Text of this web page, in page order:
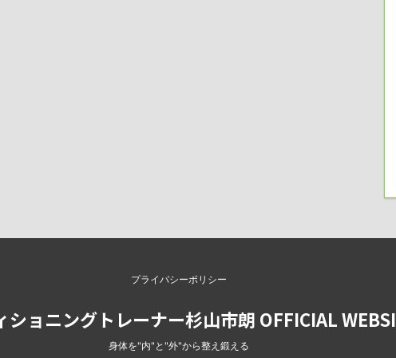
プライバシーポリシー
ショニングトレーナー杉山市朗 OFFICIAL
身体を"内"と"外"から整え鍛える